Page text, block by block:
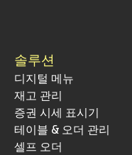
솔루션
디지털 메뉴
재고 관리
증권 시세 표시기
테이블 & 오더 관리
셀프 오더